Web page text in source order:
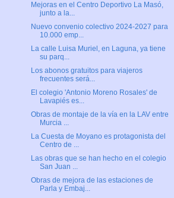
Mejoras en el Centro Deportivo La Masó,
junto a la...
Nuevo convenio colectivo 2024-2027 para
10.000 emp...
La calle Luisa Muriel, en Laguna, ya tiene
su parq...
Los abonos gratuitos para viajeros
frecuentes será...
El colegio 'Antonio Moreno Rosales' de
Lavapiés es...
Obras de montaje de la vía en la LAV entre
Murcia ...
La Cuesta de Moyano es protagonista del
Centro de ...
Las obras que se han hecho en el colegio
San Juan ...
Obras de mejora de las estaciones de
Parla y Embaj...